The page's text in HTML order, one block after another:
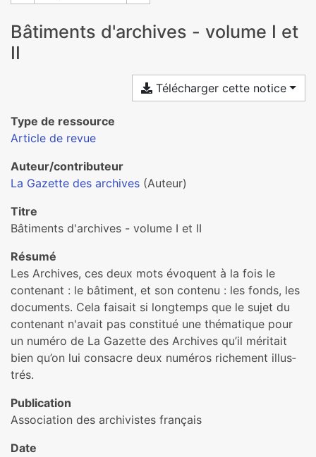
Bâtiments d'archives - volume I et
II
Télécharger cette notice
Type de ressource
Article de revue
Auteur/contributeur
La Gazette des archives (Auteur)
Titre
Bâtiments d'archives - volume I et II
Résumé
Les Archives, ces deux mots évoquent à la fois le
contenant : le bâtiment, et son contenu : les fonds, les
documents. Cela faisait si longtemps que le sujet du
contenant n'avait pas constitué une thé­ma­ti­que pour
un numéro de La Gazette des Archives qu’il méri­tait
bien qu’on lui consa­cre deux numé­ros riche­ment illus­
trés.
Publication
Association des archivistes français
Date